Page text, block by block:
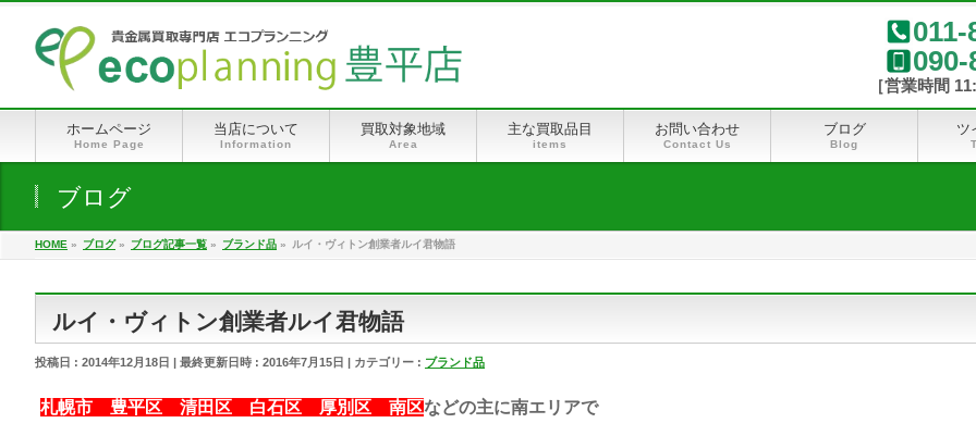
011-
090-
ホームページ
Home Page
当店について
Information
買取対象地域
Area
主な買取品目
items
お問い合わせ
Contact Us
ブログ
Blog
ツ
ブログ
HOME » ブログ» ブログ記事一覧 » ブランド品 » ルイ・ヴィトン創業者ルイ君物語
ルイ・ヴィトン創業者ルイ君物語
投稿日 : 2014年12月18日 最終更新日時 : 2016年7月15日 カテゴリー : ブランド品
札幌市 豊平区 清田区 白石区 厚別区 南区などの主に南エリアで